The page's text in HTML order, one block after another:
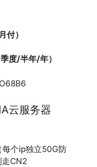
付）
季度/半年/年）
云服务器
每个ip独立50G防
CN2